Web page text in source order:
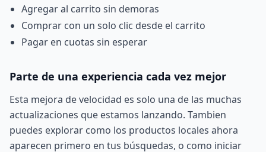
Agregar al carrito sin demoras
Comprar con un solo clic desde el carrito
Pagar en cuotas sin esperar
Parte de una experiencia cada vez mejor
Esta mejora de velocidad es solo una de las muchas
actualizaciones que estamos lanzando. Tambien
puedes explorar como los productos locales ahora
aparecen primero en tus búsquedas, o como iniciar